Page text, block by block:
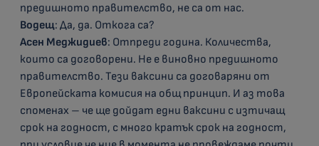
предишното правителство, не са от нас.
Водещ: Да, да. Откога са?
Асен Меджидиев: Отпреди година. Количества,
които са договорени. Не е виновно предишното
правителство. Тези ваксини са договаряни от
Европейската комисия на общ принцип. И аз това
споменах – че ще дойдат едни ваксини с изтичащ
срок на годност, с много кратък срок на годност,